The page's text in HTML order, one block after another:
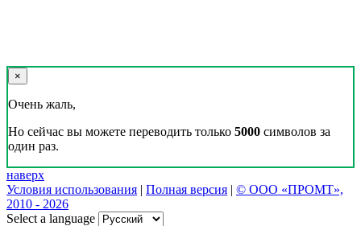
×
Очень жаль,
Но сейчас вы можете переводить только 5000 символов за
один раз.
наверх
Условия использования | Полная версия | © ООО «ПРОМТ»,
2010 - 2026
Select a language